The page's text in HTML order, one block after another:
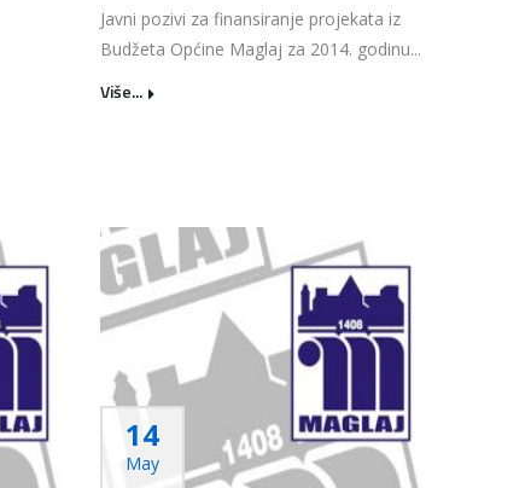
Javni pozivi za finansiranje projekata iz
Budžeta Općine Maglaj za 2014. godinu...
Više...
14
May